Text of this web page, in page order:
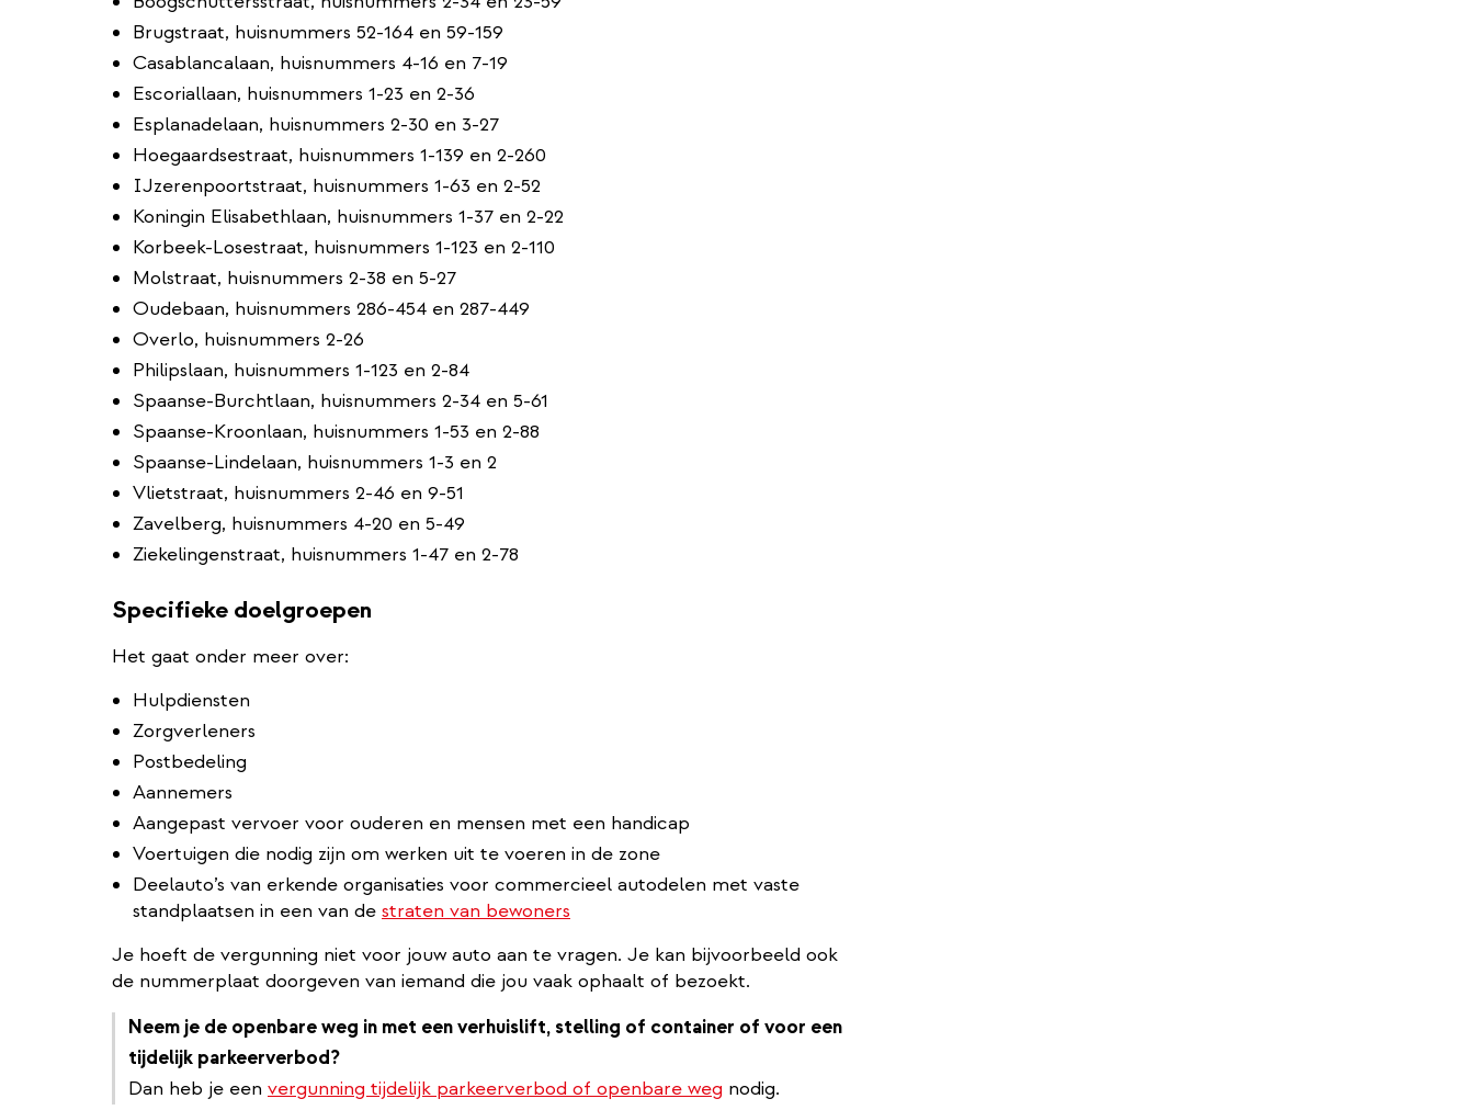
Brugstraat, huisnummers 52-164 en 59-159
Casablancalaan, huisnummers 4-16 en 7-19
Escoriallaan, huisnummers 1-23 en 2-36
Esplanadelaan, huisnummers 2-30 en 3-27
Hoegaardsestraat, huisnummers 1-139 en 2-260
IJzerenpoortstraat, huisnummers 1-63 en 2-52
Koningin Elisabethlaan, huisnummers 1-37 en 2-22
Korbeek-Losestraat, huisnummers 1-123 en 2-110
Molstraat, huisnummers 2-38 en 5-27
Oudebaan, huisnummers 286-454 en 287-449
Overlo, huisnummers 2-26
Philipslaan, huisnummers 1-123 en 2-84
Spaanse-Burchtlaan, huisnummers 2-34 en 5-61
Spaanse-Kroonlaan, huisnummers 1-53 en 2-88
Spaanse-Lindelaan, huisnummers 1-3 en 2
Vlietstraat, huisnummers 2-46 en 9-51
Zavelberg, huisnummers 4-20 en 5-49
Ziekelingenstraat, huisnummers 1-47 en 2-78
Specifieke doelgroepen
Het gaat onder meer over:
Hulpdiensten
Zorgverleners
Postbedeling
Aannemers
Aangepast vervoer voor ouderen en mensen met een handicap
Voertuigen die nodig zijn om werken uit te voeren in de zone
Deelauto’s van erkende organisaties voor commercieel autodelen met vaste
standplaatsen in een van de straten van bewoners
Je hoeft de vergunning niet voor jouw auto aan te vragen. Je kan bijvoorbeeld ook
de nummerplaat doorgeven van iemand die jou vaak ophaalt of bezoekt.
Neem je de openbare weg in met een verhuislift, stelling of container of voor een
tijdelijk parkeerverbod?
Dan heb je een vergunning tijdelijk parkeerverbod of openbare weg nodig.